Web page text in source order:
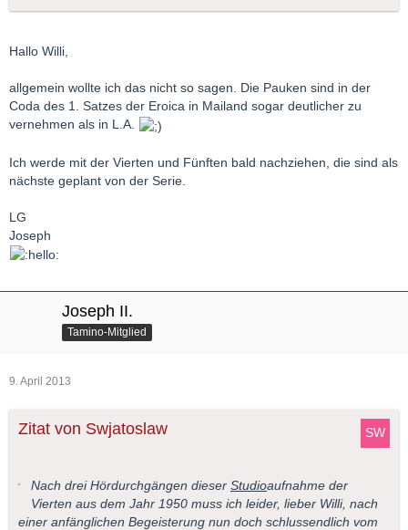
Hallo Willi,
allgemein wollte ich das nicht so sagen. Die Pauken sind in der
Coda des 1. Satzes der Eroica in Mailand sogar deutlicher zu
vernehmen als in L.A.
Ich werde mit der Vierten und Fünften bald nachziehen, die sind als
nächste geplant von der Serie.
LG
Joseph
Joseph II.
Tamino-Mitglied
9. April 2013
Zitat von Swjatoslaw
Nach drei Hördurchgängen dieser Studioaufnahme der
Vierten aus dem Jahr 1950 muss ich leider, lieber Willi, nach
einer anfänglichen Begeisterung nun doch schlussendlich vom